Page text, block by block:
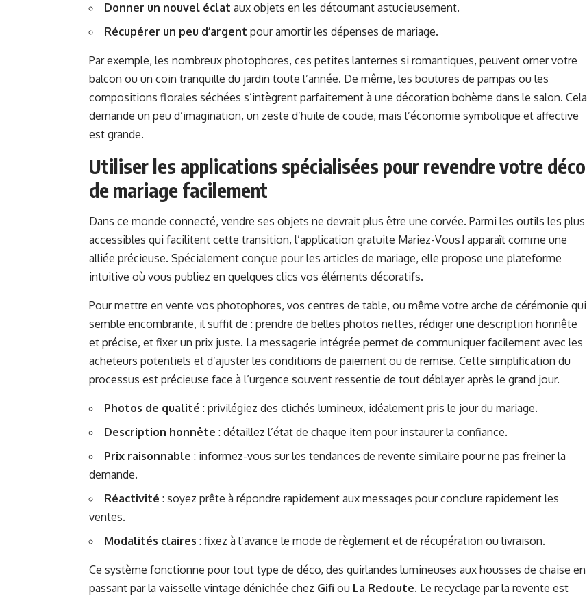
Donner un nouvel éclat aux objets en les détournant astucieusement.
Récupérer un peu d’argent pour amortir les dépenses de mariage.
Par exemple, les nombreux photophores, ces petites lanternes si romantiques, peuvent orner votre
balcon ou un coin tranquille du jardin toute l’année. De même, les boutures de pampas ou les
compositions florales séchées s’intègrent parfaitement à une décoration bohème dans le salon. Cela
demande un peu d’imagination, un zeste d’huile de coude, mais l’économie symbolique et affective
est grande.
Utiliser les applications spécialisées pour revendre votre déco
de mariage facilement
Dans ce monde connecté, vendre ses objets ne devrait plus être une corvée. Parmi les outils les plus
accessibles qui facilitent cette transition, l’application gratuite Mariez-Vous ! apparaît comme une
alliée précieuse. Spécialement conçue pour les articles de mariage, elle propose une plateforme
intuitive où vous publiez en quelques clics vos éléments décoratifs.
Pour mettre en vente vos photophores, vos centres de table, ou même votre arche de cérémonie qui
semble encombrante, il suffit de : prendre de belles photos nettes, rédiger une description honnête
et précise, et fixer un prix juste. La messagerie intégrée permet de communiquer facilement avec les
acheteurs potentiels et d’ajuster les conditions de paiement ou de remise. Cette simplification du
processus est précieuse face à l’urgence souvent ressentie de tout déblayer après le grand jour.
Photos de qualité : privilégiez des clichés lumineux, idéalement pris le jour du mariage.
Description honnête : détaillez l’état de chaque item pour instaurer la confiance.
Prix raisonnable : informez-vous sur les tendances de revente similaire pour ne pas freiner la
demande.
Réactivité : soyez prête à répondre rapidement aux messages pour conclure rapidement les
ventes.
Modalités claires : fixez à l’avance le mode de règlement et de récupération ou livraison.
Ce système fonctionne pour tout type de déco, des guirlandes lumineuses aux housses de chaise en
passant par la vaisselle vintage dénichée chez Gifi ou La Redoute. Le recyclage par la revente est